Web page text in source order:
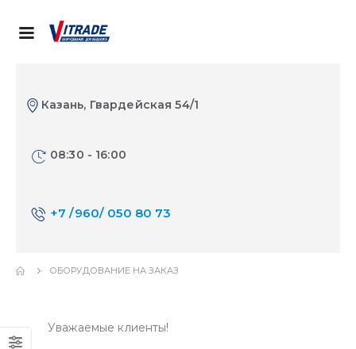
Казань, Гвардейская 54/1
08:30 - 16:00
+7 /960/ 050 80 73
ОБОРУДОВАНИЕ НА ЗАКАЗ
Уважаемые клиенты!